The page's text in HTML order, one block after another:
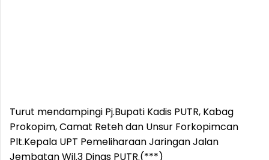
Turut mendampingi Pj.Bupati Kadis PUTR, Kabag
Prokopim, Camat Reteh dan Unsur Forkopimcan
Plt.Kepala UPT Pemeliharaan Jaringan Jalan
Jembatan Wil.3 Dinas PUTR.(***)